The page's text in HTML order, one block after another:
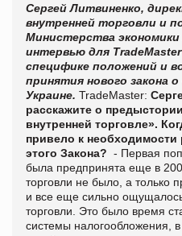
Сергей Литвиненко,
внутренней торговли и
Министерства
интервью для
специфике положений и
принятия нового закона
Украине. TradeMaster:
расскажите о
внутренней торговле».
привело к необходимости
этого Закона? - Первая
была предпринята еще в
торговли не было, а только
и все еще сильно
торговли. Это было время
системы налогообложения,